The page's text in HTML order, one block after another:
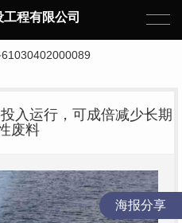
程有限公司
61030402000089
入运行，可成倍减少长期
废料
海报分享